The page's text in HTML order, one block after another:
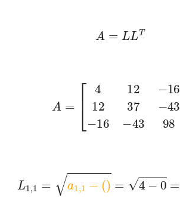
12−16 12 −43 −16
L1 ,1=a1 , 1 −( )=4−0